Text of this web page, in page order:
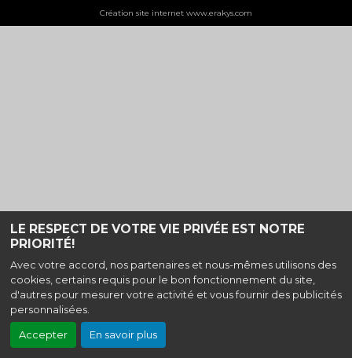
LE RESPECT DE VOTRE VIE PRIVÉE EST NOTRE
PRIORITÉ!
Avec votre accord, nos partenaires et nous-mêmes utilisons des
cookies, certains requis pour le bon fonctionnement du site,
d'autres pour mesurer votre activité et vous fournir des publicités
personnalisées.
Accepter En savoir plus
Création site internet www.erakys.com